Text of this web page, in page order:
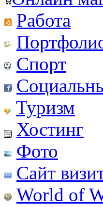
Работа
Спорт
Туризм
Хостинг
Фото
Сайт
World of